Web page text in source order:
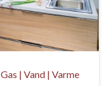
Gas | Vand | Varme